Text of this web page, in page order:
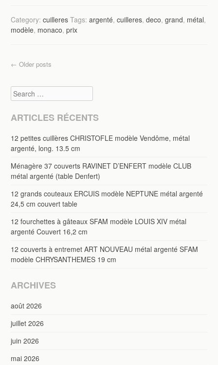
Category:cuilleres Tags:argenté,cuilleres,deco,grand, métal,
modèle, monaco,prix
Post navigation
← Older posts
Search
ARTICLES RÉCENTS
12 petites cuillères CHRISTOFLE modèle Vendôme, métal
argenté, long. 13.5 cm
Ménagère 37 couverts RAVINET D’ENFERT modèle CLUB
métal argenté (table Denfert)
12 grands couteaux ERCUIS modèle NEPTUNE métal argenté
24,5 cm couvert table
12 fourchettes à gâteaux SFAM modèle LOUIS XIV métal
argenté Couvert 16,2 cm
12 couverts à entremet ART NOUVEAU métal argenté SFAM
modèle CHRYSANTHEMES 19 cm
ARCHIVES
août 2026
juillet 2026
juin 2026
mai 2026